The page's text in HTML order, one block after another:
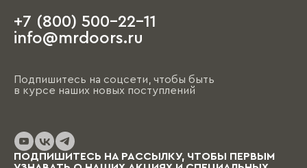
+7 (800) 500-22-11
info@mrdoors.ru
Подпишитесь на соцсети, чтобы быть
в курсе наших новых поступлений
ПОДПИШИТЕСЬ НА РАССЫЛКУ, ЧТОБЫ ПЕРВЫМ